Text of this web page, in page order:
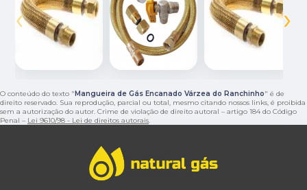
‹ ›
O conteúdo do texto " Mangueira de Gás Encanado Várzea do Ranchinho" é de
direito reservado. Sua reprodução, parcial ou total, mesmo citando nossos links, é proibida
sem a autorização do autor. Crime de violação de direito autoral – artigo 184 do Código
Penal – Lei 9610/98 - Lei de direitos autorais.